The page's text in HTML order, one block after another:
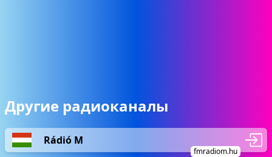
Другие радиоканалы
Rádió M
fmradiom.hu